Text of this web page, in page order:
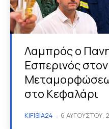
Λαμπρός ο
Εσπερινός
στο Κεφαλάρι
KIFISIA24 - 6 ΑΥΓΟΎΣΤΟΥ,